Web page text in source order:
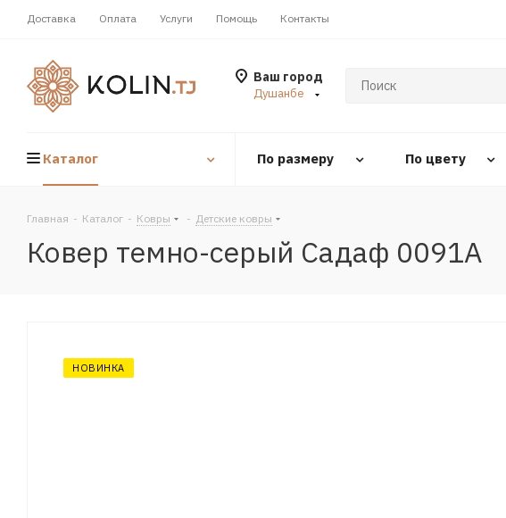
Доставка Оплата Услуги Помощь Контакты
Ваш город
Душанбе
Каталог По размеру По цвету
Главная - Каталог - Ковры - Детские ковры
Ковер темно-серый Садаф 0091A
НОВИНКА